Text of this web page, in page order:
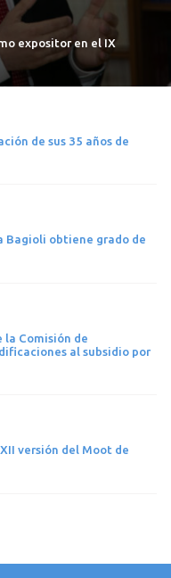
expositor en el IX
de sus 35 años de
Bagioli obtiene grado de
la Comisión de
al subsidio por
versión del Moot de